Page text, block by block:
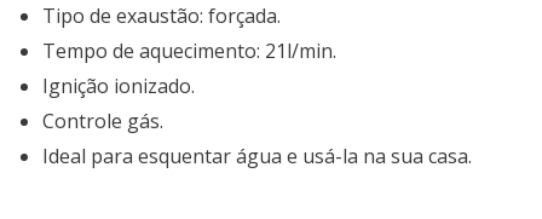
Tipo de exaustão: forçada.
Tempo de aquecimento: 21l/min.
Ignição ionizado.
Controle gás.
Ideal para esquentar água e usá-la na sua casa.